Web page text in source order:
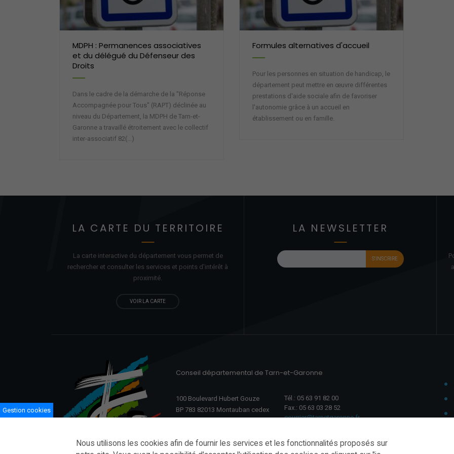
MDPH : Permanences associatives
et du délégué du Défenseur des
Droits
Dans le cadre de la démarche de la "Réponse
Accompagnée pour Tous" (RAPT) déclinée au
niveau du Département, la MDPH de Tarn-et-
Garonne a travaillé étroitement avec le collectif
inter-associatif 82(...)
Formules alternatives d'accueil
Pour les personnes en situation de handicap, le
département peut mettre en œuvre différentes
prestations d'aide sociale afin de favoriser
l'autonomie grâce à un accueil en
établissement ou en famille.
LA CARTE DU TERRITOIRE
La carte interactive du département vous permet de
rechercher et consulter les services et points d'intérêt à
proximité.
VOIR LA CARTE
LA NEWSLETTER
Conseil départemental de Tarn-et-Garonne
100 Boulevard Hubert Gouze
BP 783 82013 Montauban cedex
08h30–12h00 /13h30–17h00
Tél.: 05 63 91 82 00
Fax.: 05 63 03 28 52
courrier@tarnetgaronne.fr
Gestion cookies
Nous utilisons les cookies afin de fournir les services et les fonctionnalités proposés sur